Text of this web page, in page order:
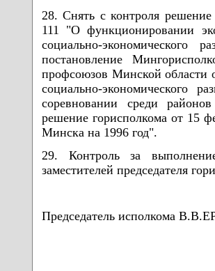
28. Снять с контроля
111 "О функционировании
социально-
постановление
профсоюзов Минской области
социально-экономического
соревновании среди
решение горисполкома от 15
Минска на 1996 год".
29. Контроль за
заместителей председателя
Председатель исполкома